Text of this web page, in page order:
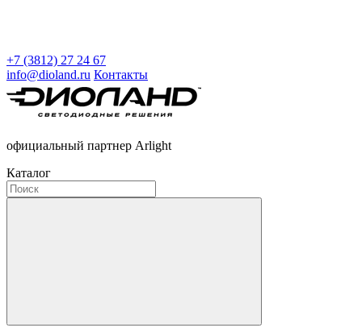
+7 (3812) 27 24 67
info@dioland.ru Контакты
официальный партнер Arlight
Каталог